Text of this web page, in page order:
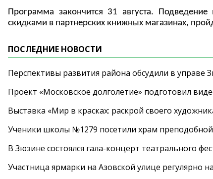
Программа закончится 31 августа.
скидками в партнерских книжных магазинах,
ПОСЛЕДНИЕ НОВОСТИ
Перспективы развития района обсудили в управе
Проект «Московское долголетие» подготовил
Выставка «Мир в красках: раскрой своего
Ученики школы №1279 посетили храм
В Зюзине состоялся гала-концерт театрального
Участница ярмарки на Азовской улице регулярно